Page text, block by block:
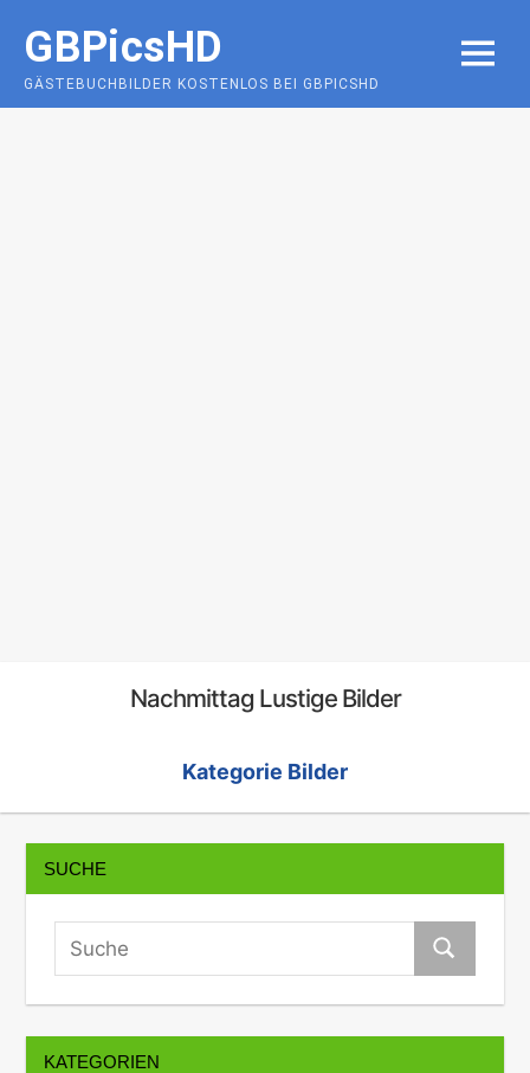
content
GBPicsHD
GÄSTEBUCHBILDER KOSTENLOS BEI GBPICSHD
MENU
Nachmittag Lustige Bilder
Kategorie Bilder
SUCHE
KATEGORIEN